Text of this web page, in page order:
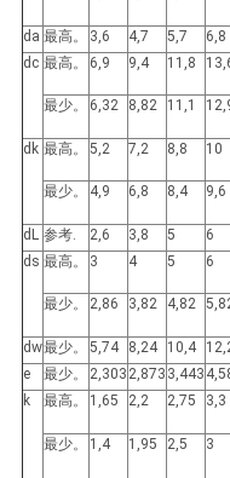
ニ
ー
引
用
を
要
da 最高。 3,6 4,7 5,7 6,8
dc 最高。 6,9 9,4 11,8
最少。 6,32 8,82 11,1
dk 最高。 5,2 7,2 8,8 10
最少。 4,9 6,8 8,4 9,6
dL 参考. 2,6 3,8 5 6
ds 最高。 3 4 5 6
最少。 2,86 3,82 4,82
dw最少。 5,74 8,24 10,4
e
最少。 2,303 2,873 3,443
k
最高。 1,65 2,2 2,75 3,3
最少。 1,4 1,95 2,5 3